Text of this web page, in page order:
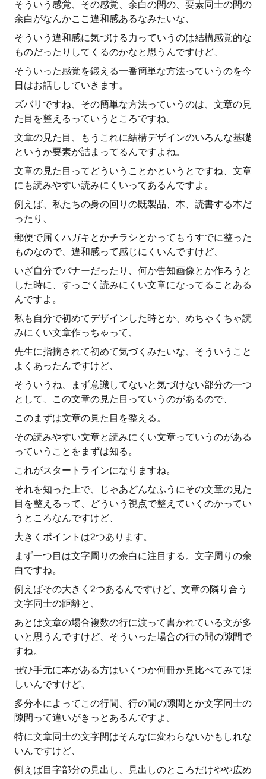
そういう感覚、その感覚、余白の間の、要素同士の間の
余白がなんかここ違和感あるなみたいな、
そういう違和感に気づける力っていうのは結構感覚的な
ものだったりしてくるのかなと思うんですけど、
そういった感覚を鍛える一番簡単な方法っていうのを今
日はお話ししていきます。
ズバリですね、その簡単な方法っていうのは、文章の見
た目を整えるっていうところですね。
文章の見た目、もうこれに結構デザインのいろんな基礎
というか要素が詰まってるんですよね。
文章の見た目ってどういうことかというとですね、文章
にも読みやすい読みにくいってあるんですよ。
例えば、私たちの身の回りの既製品、本、読書する本だ
ったり、
郵便で届くハガキとかチラシとかってもうすでに整った
ものなので、違和感って感じにくいんですけど、
いざ自分でバナーだったり、何か告知画像とか作ろうと
した時に、すっごく読みにくい文章になってることある
んですよ。
私も自分で初めてデザインした時とか、めちゃくちゃ読
みにくい文章作っちゃって、
先生に指摘されて初めて気づくみたいな、そういうこと
よくあったんですけど、
そういうね、まず意識してないと気づけない部分の一つ
として、この文章の見た目っていうのがあるので、
このまずは文章の見た目を整える。
その読みやすい文章と読みにくい文章っていうのがある
っていうことをまずは知る。
これがスタートラインになりますね。
それを知った上で、じゃあどんなふうにその文章の見た
目を整えるって、どういう視点で整えていくのかってい
うところなんですけど、
大きくポイントは2つあります。
まず一つ目は文字周りの余白に注目する。文字周りの余
白ですね。
例えばその大きく2つあるんですけど、文章の隣り合う
文字同士の距離と、
あとは文章の場合複数の行に渡って書かれている文が多
いと思うんですけど、そういった場合の行の間の隙間で
すね。
ぜひ手元に本がある方はいくつか何冊か見比べてみてほ
しいんですけど、
多分本によってこの行間、行の間の隙間とか文字同士の
隙間って違いがきっとあるんですよ。
特に文章同士の文字間はそんなに変わらないかもしれな
いんですけど、
例えば目字部分の見出し、見出しのところだけやや広め